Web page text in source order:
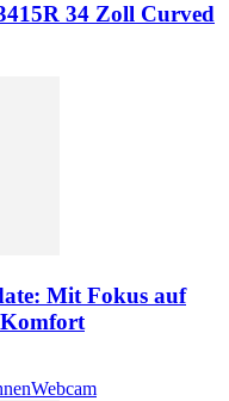
34 Zoll Curved
Mit Fokus auf
Webcam